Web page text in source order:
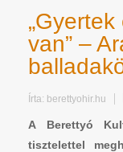
van” –
Írta: berettyohir.hu
A Berettyó
tisztelettel